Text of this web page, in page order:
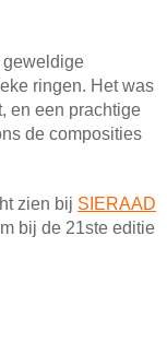
geweldige
ringen. Het was
en een prachtige
de composities
zien bij SIERAAD
bij de 21ste editie